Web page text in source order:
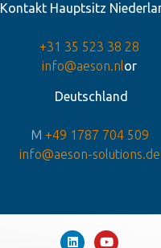
Kontakt Hauptsitz
+31 35 523 38 28
info@aeson.nlor
Deutschland
M +49 1787 704 509
info@aeson-solutions.de